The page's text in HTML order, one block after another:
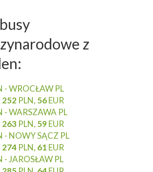
z
- WROCŁAW PL
252 PLN, 56EUR
- WARSZAWA PL
263 PLN, 59EUR
- NOWY SĄCZ PL
274 PLN, 61 EUR
- JAROSŁAW PL